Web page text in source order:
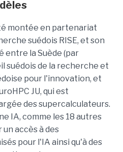
montée en partenariat
suédois RISE, et son
entre la Suède (par
suédois de la recherche et
pour l'innovation, et
JU, qui est
des supercalculateurs.
IA, comme les 18 autres
accès à des
pour l'IA ainsi qu'à des